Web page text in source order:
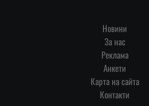
Новини
За нас
Реклама
Анкети
Карта на сайта
Контакти